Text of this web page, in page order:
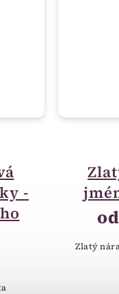
-
od
Zlatý